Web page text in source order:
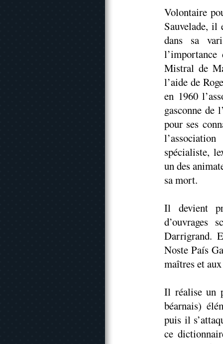
Volontaire
Sauvelade, il
dans sa
Mistral de
l’aide de
en 1960
gasconne de
pour ses
spécialiste,
un des
sa mort.
Il devient
d’ouvrages
Darrigrand.
Noste País
maîtres et
Il réalise un
béarnais)
puis il
ce